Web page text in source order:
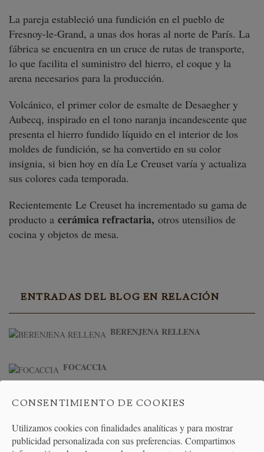
La pareja estableció una fundición en el pueblo de
Fresnoy-le-Grand, a unas dos horas al norte de París. La
fábrica se encuentra en un cruce de rutas de transporte,
lo que facilita el suministro del hierro, el coque y la
arena necesarios para la producción.
Volcánico, el primer color de esmalte de Desaegher y
Aubecq, inspirado en el tono naranja incandescente que
presenta el hierro fundido líquido en el interior de los
moldes de fundición, se ha convertido en su color
insignia, si bien hoy en día Le Creuset varía y actualiza
sus colores cada temporada.
Recientemente Le Creuset ha incrementado su gama de
producto a cerámica refractaria, otros utensilios de
cocina y objetos de mesa.
ENTRADAS DEL BLOG EN RELACIÓN
BERENJENA RELLENA
FOCACCIA
GALLO ó PLATIJA AL
BROWNIE DE CHOCOLATE
CONSENTIMIENTO DE COOKIES
Utilizamos cookies con finalidades analíticas y para mostrar
publicidad personalizada con sus preferencias. Compartimos